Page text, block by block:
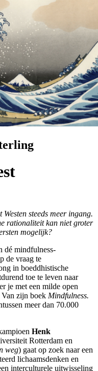
steeds meer ingang.
rationaliteit kan niet groter
mogelijk?
dé mindfulness-
de vraag te
in boeddhistische
toe te leven naar
je met een milde open
zijn boek Mindfulness.
meer dan 70.000
Henk
Rotterdam en
weg) gaat op zoek naar een
lichaamsdenken en
interculturele uitwisseling